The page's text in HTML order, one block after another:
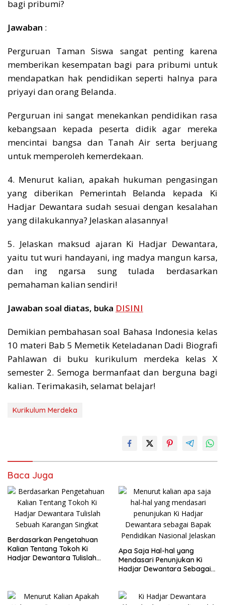
bagi pribumi?
Jawaban :
Perguruan Taman Siswa sangat penting karena
memberikan kesempatan bagi para pribumi untuk
mendapatkan hak pendidikan seperti halnya para
priyayi dan orang Belanda.
Perguruan ini sangat menekankan pendidikan rasa
kebangsaan kepada peserta didik agar mereka
mencintai bangsa dan Tanah Air serta berjuang
untuk memperoleh kemerdekaan.
4. Menurut kalian, apakah hukuman pengasingan
yang diberikan Pemerintah Belanda kepada Ki
Hadjar Dewantara sudah sesuai dengan kesalahan
yang dilakukannya? Jelaskan alasannya!
5. Jelaskan maksud ajaran Ki Hadjar Dewantara,
yaitu tut wuri handayani, ing madya mangun karsa,
dan ing ngarsa sung tulada berdasarkan
pemahaman kalian sendiri!
Jawaban soal diatas, buka DISINI
Demikian pembahasan soal Bahasa Indonesia kelas
10 materi Bab 5 Memetik Keteladanan Dadi Biografi
Pahlawan di buku kurikulum merdeka kelas X
semester 2. Semoga bermanfaat dan berguna bagi
kalian. Terimakasih, selamat belajar!
Kurikulum Merdeka
Baca Juga
Berdasarkan Pengetahuan
Kalian Tentang Tokoh Ki
Hadjar Dewantara Tulislah
Apa Saja Hal-hal yang
Mendasari Penunjukan Ki
Hadjar Dewantara Sebagai